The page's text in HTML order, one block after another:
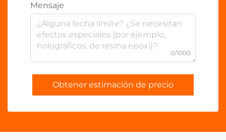
Mensaje
0/1000
Obtener estimación de precio